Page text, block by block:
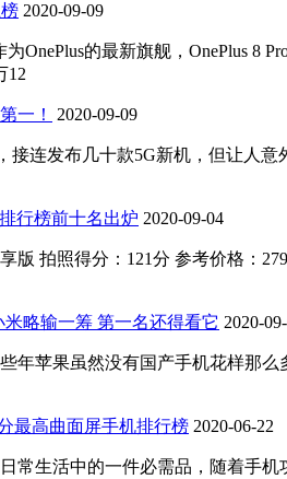
2020-09-09
为OnePlus的最新旗舰，OnePlus
12
一！ 2020-09-09
接连发布几十款5G新机，但让人
行榜前十名出炉 2020-09-04
版 拍照得分：121分 参考价格：
略输一筹 第一名还得看它 2020-
年苹果虽然没有国产手机花样那
最高曲面屏手机排行榜 2020-06-22
常生活中的一件必需品，随着手